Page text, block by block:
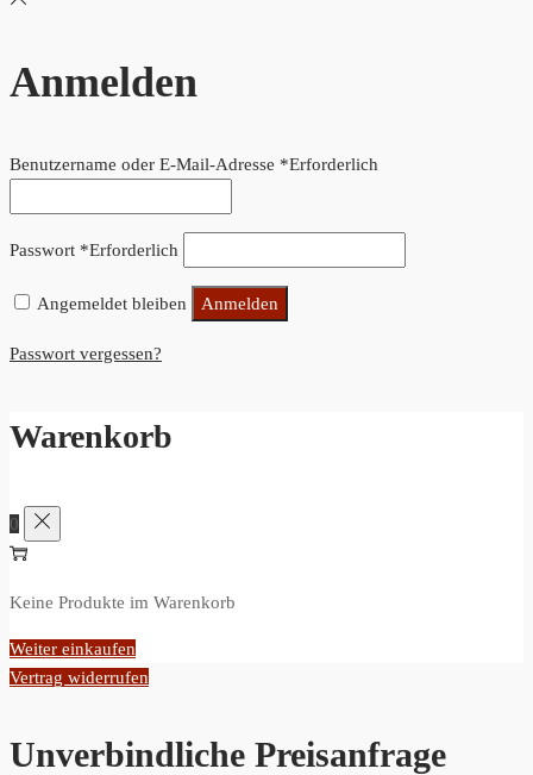
Anmelden
Benutzername oder E-Mail-Adresse *Erforderlich
Passwort *Erforderlich
Angemeldet bleiben Anmelden
Passwort vergessen?
Warenkorb
0
Keine Produkte im Warenkorb
Weiter einkaufen
Vertrag widerrufen
Unverbindliche Preisanfrage